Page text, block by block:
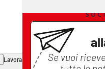
Se vuoi
Lavora con noi